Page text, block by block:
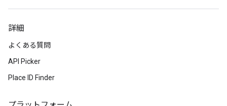
詳細
よくある質問
API Picker
Place ID Finder